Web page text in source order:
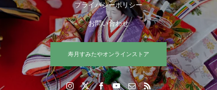
プライバシーポリシー
お問い合わせ
寿月すみたやオンラインストア